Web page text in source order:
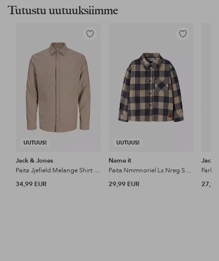
Tutustu uutuuksiimme
UUTUUS!
Lisää
Jack & Jones
Paita Jjefield Melange Shirt Ls Jnr
34,99 EUR
UUTUUS!
Lisää
Name it
Paita Nmmnoriel Ls Nreg Shirt
29,99 EUR
Jack
27,99